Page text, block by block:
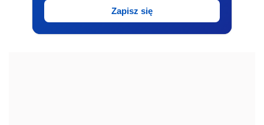
Zapisz się